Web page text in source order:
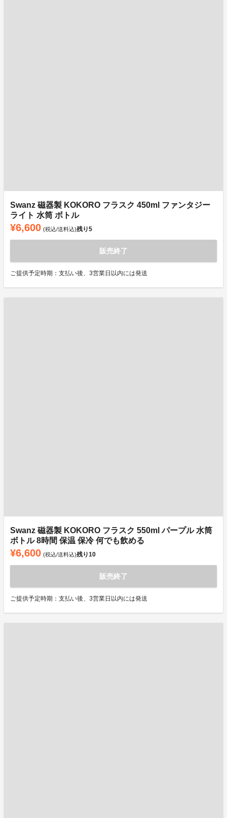
Swanz 磁器製 KOKORO フラスク 450ml ファンタジー
ライト 水筒 ボトル
¥6,600 (税込/送料込)残り5
販売終了
ご提供予定時期：支払い後、3営業日以内には発送
Swanz 磁器製 KOKORO フラスク 550ml パープル 水筒
ボトル 8時間 保温 保冷 何でも飲める
¥6,600 (税込/送料込)残り10
販売終了
ご提供予定時期：支払い後、3営業日以内には発送